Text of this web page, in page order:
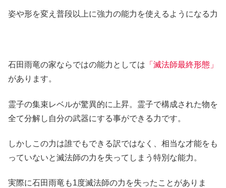
姿や形を変え普段以上に強力の能力を使えるようになる力
石田雨竜の家ならではの能力としては 「滅法師最終形態」
があります。
霊子の集束レベルが驚異的に上昇。霊子で構成された物を
全て分解し自分の武器にする事ができる力です。
しかしこの力は誰でもできる訳ではなく、相当な才能をも
っていないと滅法師の力を失ってしまう特別な能力。
実際に石田雨竜も1度滅法師の力を失ったことがありま